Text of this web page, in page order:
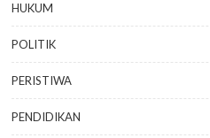
HUKUM
POLITIK
PERISTIWA
PENDIDIKAN